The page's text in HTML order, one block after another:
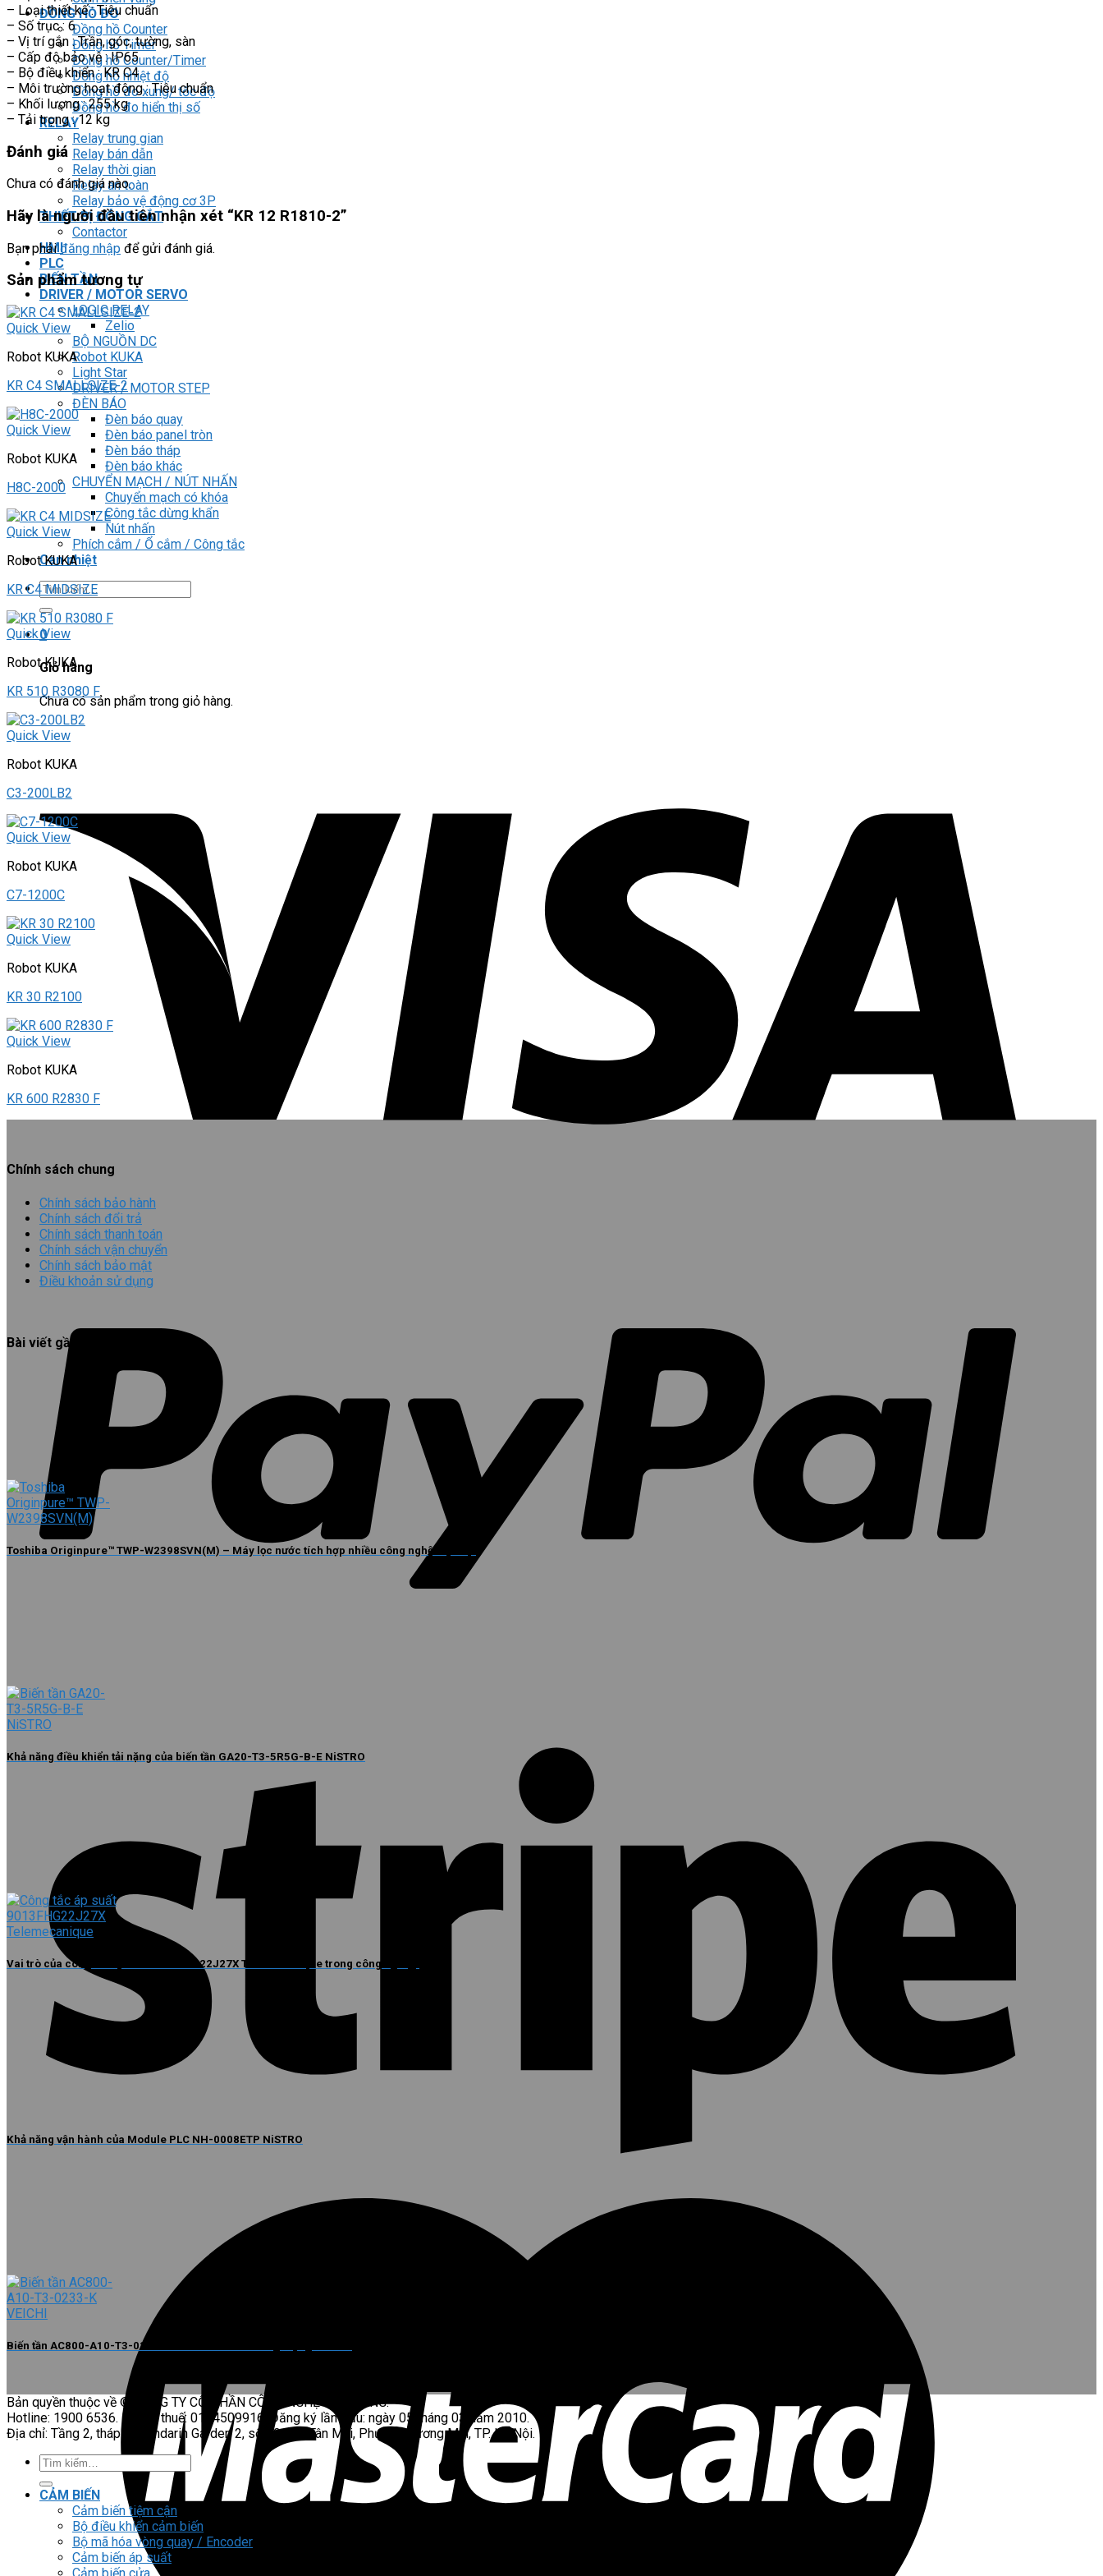
ĐỒNG HỒ ĐO
Đồng hồ Counter
Đồng hồ Timer
Đồng hồ Counter/Timer
Đồng hồ nhiệt độ
Đồng hồ đo xung/ tốc độ
Đồng hồ đo hiển thị số
RELAY
Relay trung gian
Relay bán dẫn
Relay thời gian
Relay an toàn
Relay bảo vệ động cơ 3P
THIẾT BỊ ĐÓNG CẮT
Contactor
HMI
PLC
BIẾN TẦN
DRIVER / MOTOR SERVO
LOGIC RELAY
Zelio
BỘ NGUỒN DC
Robot KUKA
Light Star
DRIVER / MOTOR STEP
ĐÈN BÁO
Đèn báo quay
Đèn báo panel tròn
Đèn báo tháp
Đèn báo khác
CHUYỂN MẠCH / NÚT NHẤN
Chuyển mạch có khóa
Công tắc dừng khẩn
Nút nhấn
Phích cắm / Ổ cắm / Công tắc
Can nhiệt
Tìm
kiếm:
0
Giỏ hàng
Chưa có sản phẩm trong giỏ hàng.
– Loại thiết kế : Tiêu chuẩn
– Số trục : 6
– Vị trí gắn : Trần, góc, tường, sàn
– Cấp độ bảo vệ : IP65
– Bộ điều khiển : KR C4
– Môi trường hoạt động : Tiêu chuẩn
– Khối lượng : 255 kg
– Tải trọng : 12 kg
Đánh giá
Chưa có đánh giá nào.
Hãy là người đầu tiên nhận xét “KR 12 R1810-2”
Bạn phảiđăng nhập để gửi đánh giá.
Sản phẩm tương tự
Quick View
Robot KUKA
KR C4 SMALLSIZE-2
Quick View
Robot KUKA
H8C-2000
Quick View
Robot KUKA
KR C4 MIDSIZE
Quick View
Robot KUKA
KR 510 R3080 F
Quick View
Robot KUKA
C3-200LB2
Quick View
Robot KUKA
C7-1200C
Quick View
Robot KUKA
KR 30 R2100
Quick View
Robot KUKA
KR 600 R2830 F
Chính sách chung
Chính sách bảo hành
Chính sách đổi trả
Chính sách thanh toán
Chính sách vận chuyển
Chính sách bảo mật
Điều khoản sử dụng
Bài viết gần đây
Toshiba Originpure™ TWP-W2398SVN(M) – Máy lọc nước tích hợp nhiều công nghệ hiện đại
Khả năng điều khiển tải nặng của biến tần GA20-T3-5R5G-B-E NiSTRO
Vai trò của công tắc áp suất 9013FHG22J27X Telemecanique trong công nghiệp
Khả năng vận hành của Module PLC NH-0008ETP NiSTRO
Biến tần AC800-A10-T3-0233-K VEICHI trao đổi năng lượng 2 chiều
Bản quyền thuộc về © CÔNG TY CỔ PHẦN CÔNG NGHỆ HỢP LONG.
Hotline: 1900 6536. Mã số thuế: 0104509916. Đăng ký lần đầu: ngày 05 tháng 03 năm 2010.
Địa chỉ: Tầng 2, tháp A Mandarin Garden 2, số 99 phố Tân Mai, Phường Tương Mai, TP. Hà Nội.
Tìm
CẢM BIẾN
Cảm biến tiệm cận
Bộ điều khiển cảm biến
Bộ mã hóa vòng quay / Encoder
Cảm biến áp suất